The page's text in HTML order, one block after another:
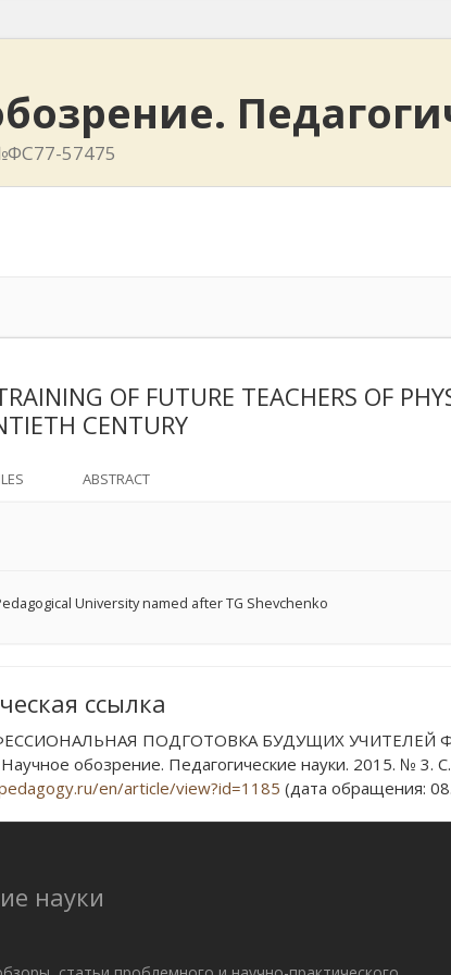
57475
OF FUTURE TEACHERS OF
CENTURY
ABSTRACT
University named after TG Shevchenko
ссылка
ПОДГОТОВКА БУДУЩИХ УЧИТЕЛЕЙ
обозрение. Педагогические науки. 2015. № 3.
en/article/view?id=1185 (дата обращения:
науки